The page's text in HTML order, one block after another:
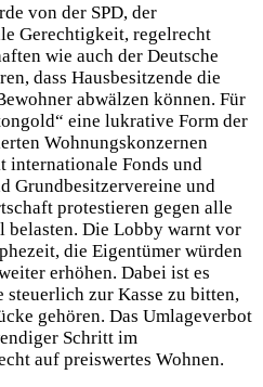
von der SPD, der
Gerechtigkeit, regelrecht
wie auch der Deutsche
dass Hausbesitzende die
abwälzen können. Für
eine lukrative Form der
Wohnungskonzernen
internationale Fonds und
Grundbesitzervereine und
protestieren gegen alle
belasten. Die Lobby warnt vor
die Eigentümer würden
erhöhen. Dabei ist es
steuerlich zur Kasse zu bitten,
gehören. Das Umlageverbot
Schritt im
auf preiswertes Wohnen.